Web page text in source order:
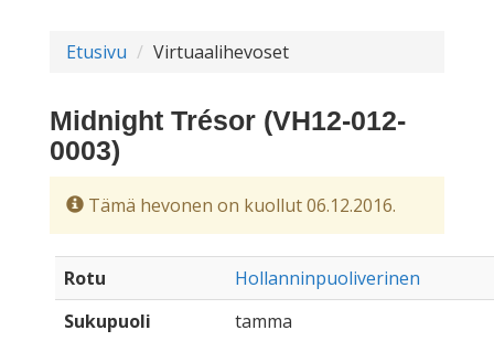
Etusivu Virtuaalihevoset
Midnight Trésor (VH12-012-
0003)
Tämä hevonen on kuollut 06.12.2016.
Rotu
Hollanninpuoliverinen
Sukupuoli
tamma